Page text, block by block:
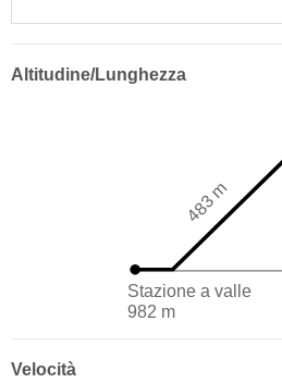
Altitudine/Lunghezza
Stazione a valle
982 m
483 m
Velocità